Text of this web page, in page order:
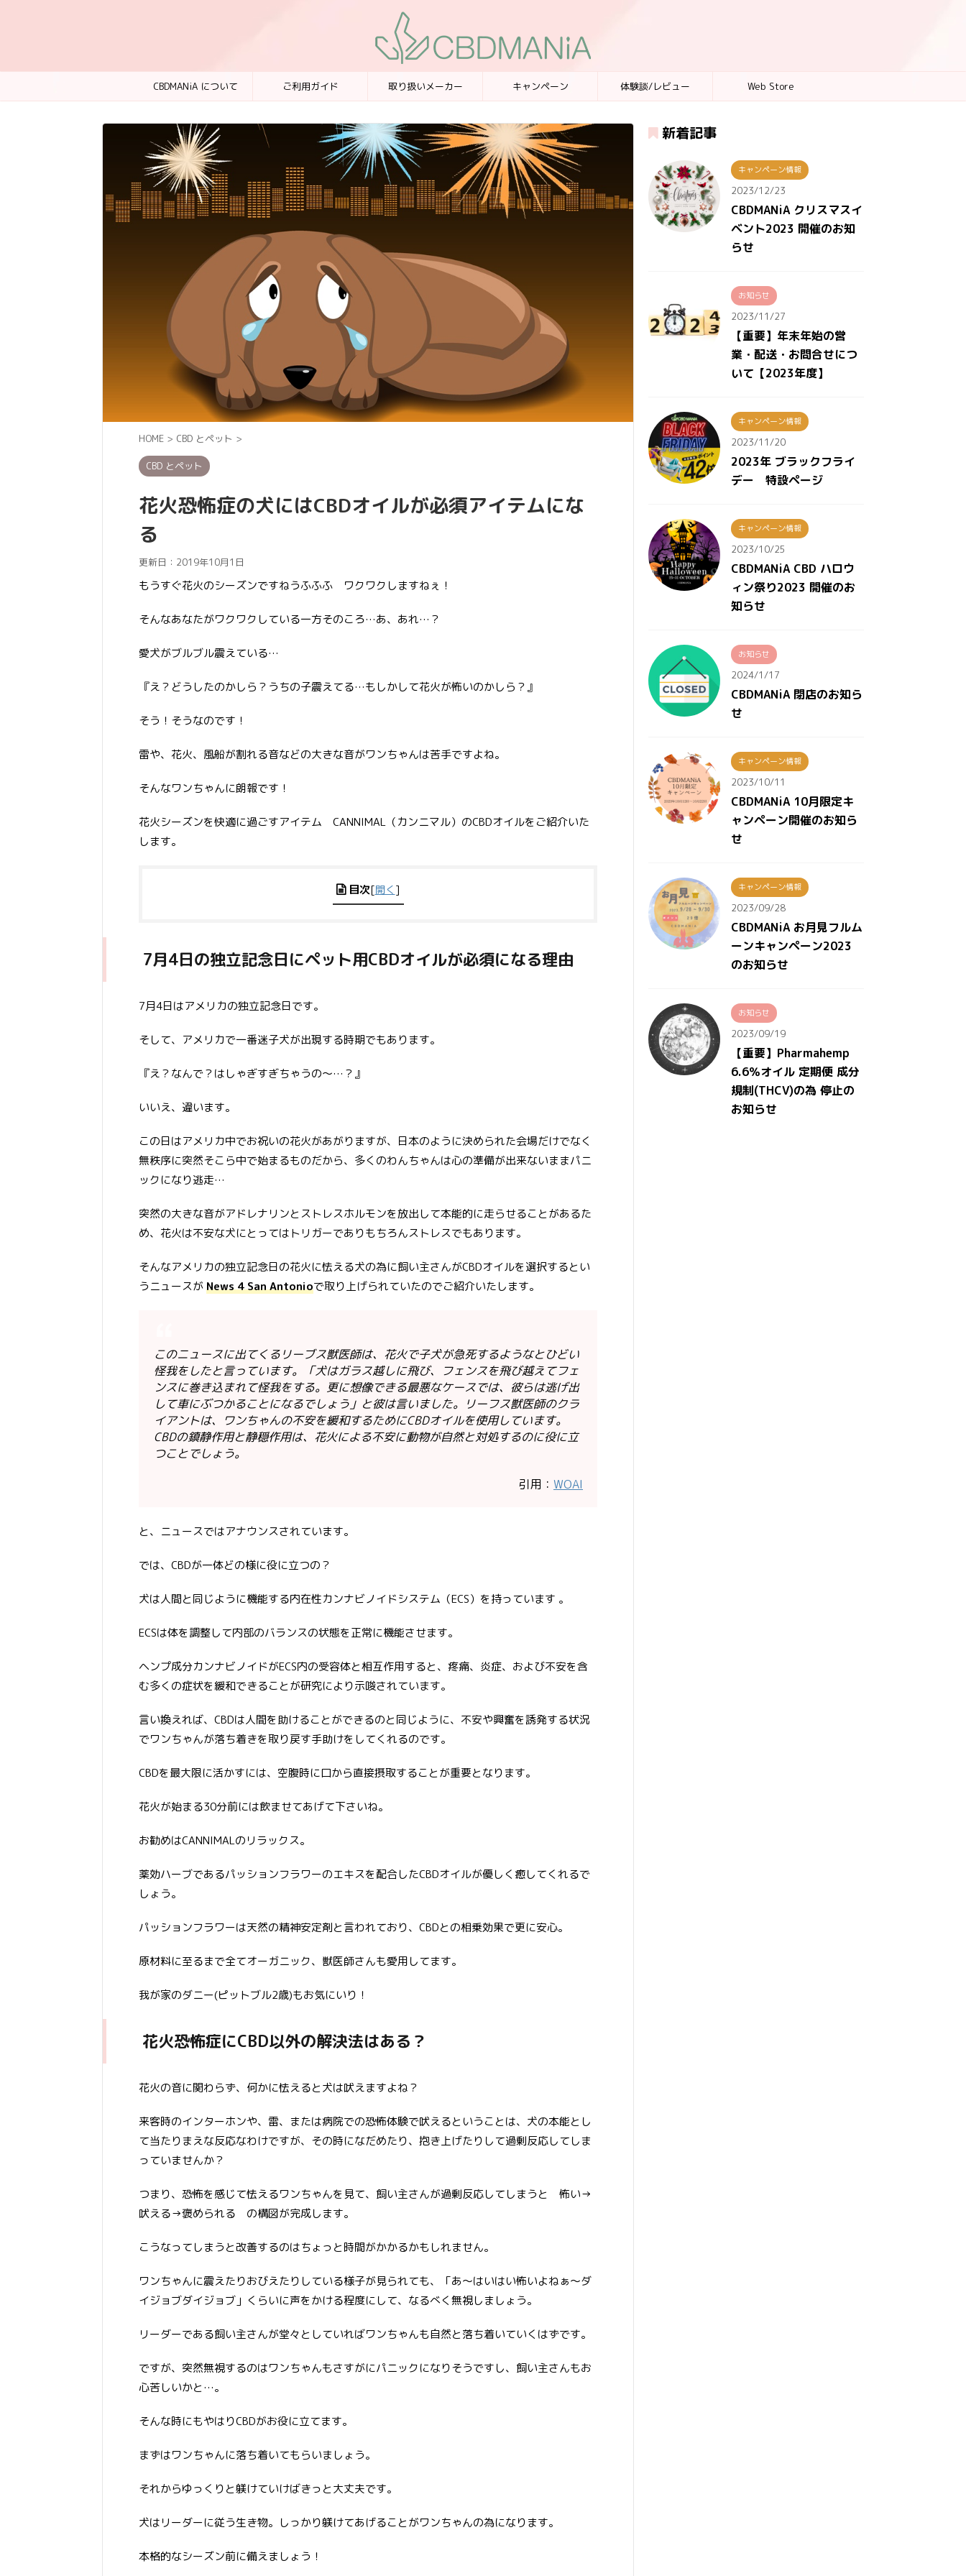
CBDMANiA について ご利用ガイド 取り扱いメーカー キャンペーン 体験談/レビュー Web Store
HOME > CBD とペット >
CBD とペット
花火恐怖症の犬にはCBDオイルが必須アイテムにな
る
更新日： 2019年10月1日
もうすぐ花火のシーズンですねうふふふ ワクワクしますねぇ！
そんなあなたがワクワクしている一方そのころ…あ、あれ…？
愛犬がブルブル震えている…
『え？どうしたのかしら？うちの子震えてる…もしかして花火が怖いのかしら？』
そう！そうなのです！
雷や、花火、風船が割れる音などの大きな音がワンちゃんは苦手ですよね。
そんなワンちゃんに朗報です！
花火シーズンを快適に過ごすアイテム CANNIMAL（カンニマル）のCBDオイルをご紹介いた
します。
目次[開く ]
7月4日の独立記念日にペット用CBDオイルが必須になる理由
7月4日はアメリカの独立記念日です。
そして、アメリカで一番迷子犬が出現する時期でもあります。
『え？なんで？はしゃぎすぎちゃうの～…？』
いいえ、違います。
この日はアメリカ中でお祝いの花火があがりますが、日本のように決められた会場だけでなく
無秩序に突然そこら中で始まるものだから、多くのわんちゃんは心の準備が出来ないままパニ
ックになり逃走…
突然の大きな音がアドレナリンとストレスホルモンを放出して本能的に走らせることがあるた
め、花火は不安な犬にとってはトリガーでありもちろんストレスでもあります。
そんなアメリカの独立記念日の花火に怯える犬の為に飼い主さんがCBDオイルを選択するとい
うニュースがNews 4 San Antonioで取り上げられていたのでご紹介いたします。
このニュースに出てくるリーブス獣医師は、花火で子犬が急死するようなとひどい
怪我をしたと言っています。「犬はガラス越しに飛び、フェンスを飛び越えてフェ
ンスに巻き込まれて怪我をする。更に想像できる最悪なケースでは、彼らは逃げ出
して車にぶつかることになるでしょう」と彼は言いました。リーフス獣医師のクラ
イアントは、ワンちゃんの不安を緩和するためにCBDオイルを使用しています。
CBDの鎮静作用と静穏作用は、花火による不安に動物が自然と対処するのに役に立
つことでしょう。
引用： WOAI
と、ニュースではアナウンスされています。
では、CBDが一体どの様に役に立つの？
犬は人間と同じように機能する内在性カンナビノイドシステム（ECS）を持っています 。
ECSは体を調整して内部のバランスの状態を正常に機能させます。
ヘンプ成分カンナビノイドがECS内の受容体と相互作用すると、疼痛、炎症、および不安を含
む多くの症状を緩和できることが研究により示唆されています。
言い換えれば、CBDは人間を助けることができるのと同じように、不安や興奮を誘発する状況
でワンちゃんが落ち着きを取り戻す手助けをしてくれるのです。
CBDを最大限に活かすには、空腹時に口から直接摂取することが重要となります。
花火が始まる30分前には飲ませてあげて下さいね。
お勧めはCANNIMALのリラックス。
薬効ハーブであるパッションフラワーのエキスを配合したCBDオイルが優しく癒してくれるで
しょう。
パッションフラワーは天然の精神安定剤と言われており、CBDとの相乗効果で更に安心。
原材料に至るまで全てオーガニック、獣医師さんも愛用してます。
我が家のダニー(ピットブル2歳)もお気にいり！
花火恐怖症にCBD以外の解決法はある？
花火の音に関わらず、何かに怯えると犬は吠えますよね？
来客時のインターホンや、雷、または病院での恐怖体験で吠えるということは、犬の本能とし
て当たりまえな反応なわけですが、その時になだめたり、抱き上げたりして過剰反応してしま
っていませんか？
つまり、恐怖を感じて怯えるワンちゃんを見て、飼い主さんが過剰反応してしまうと 怖い→
吠える→褒められる の構図が完成します。
こうなってしまうと改善するのはちょっと時間がかかるかもしれません。
ワンちゃんに震えたりおびえたりしている様子が見られても、「あ～はいはい怖いよねぁ～ダ
イジョブダイジョブ」くらいに声をかける程度にして、なるべく無視しましょう。
リーダーである飼い主さんが堂々としていればワンちゃんも自然と落ち着いていくはずです。
ですが、突然無視するのはワンちゃんもさすがにパニックになりそうですし、飼い主さんもお
心苦しいかと…。
そんな時にもやはりCBDがお役に立てます。
まずはワンちゃんに落ち着いてもらいましょう。
それからゆっくりと躾けていけばきっと大丈夫です。
犬はリーダーに従う生き物。しっかり躾けてあげることがワンちゃんの為になります。
本格的なシーズン前に備えましょう！
新着記事
キャンペーン情報
2023/12/23
CBDMANiA クリスマスイ
ベント2023 開催のお知
らせ
お知らせ
2023/11/27
【重要】年末年始の営
業・配送・お問合せにつ
いて【2023年度】
キャンペーン情報
2023/11/20
2023年 ブラックフライ
デー 特設ページ
キャンペーン情報
2023/10/25
CBDMANiA CBD ハロウ
ィン祭り2023 開催のお
知らせ
お知らせ
2024/1/17
CBDMANiA 閉店のお知ら
せ
キャンペーン情報
2023/10/11
CBDMANiA 10月限定キ
ャンペーン開催のお知ら
せ
キャンペーン情報
2023/09/28
CBDMANiA お月見フルム
ーンキャンペーン2023
のお知らせ
お知らせ
2023/09/19
【重要】Pharmahemp
6.6％オイル 定期便 成分
規制(THCV)の為 停止の
お知らせ